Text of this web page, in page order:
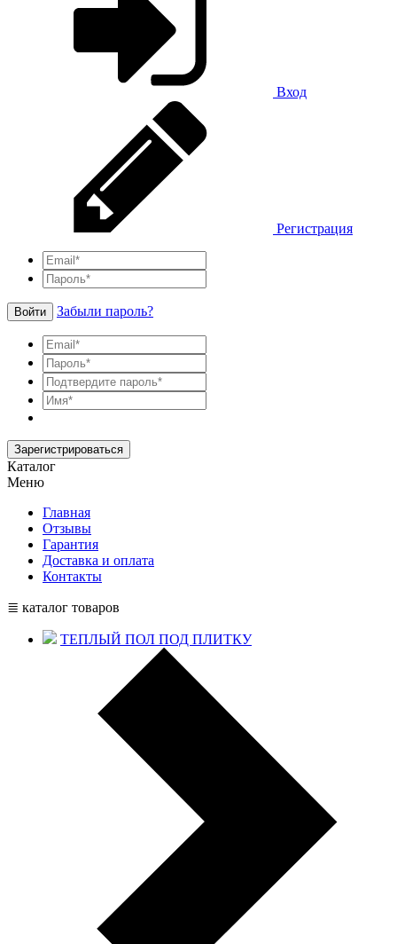
Вход
Регистрация
Войти Забыли пароль?
Зарегистрироваться
Каталог
Меню
Главная
Отзывы
Гарантия
Доставка и оплата
Контакты
≣ каталог товаров
ТЕПЛЫЙ ПОЛ ПОД ПЛИТКУ